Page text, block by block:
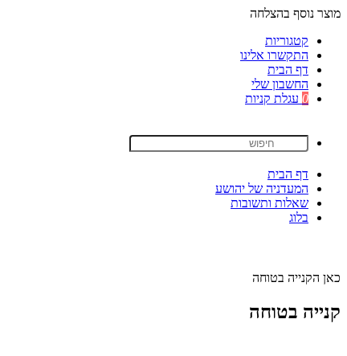
מוצר נוסף בהצלחה
קטגוריות
התקשרו אלינו
דף הבית
החשבון שלי
0 עגלת קניות
דף הבית
המעדניה של יהושע
שאלות ותשובות
בלוג
כאן הקנייה בטוחה
קנייה בטוחה